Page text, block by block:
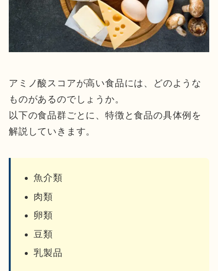
アミノ酸スコアが高い食品には、どのような
ものがあるのでしょうか。
以下の食品群ごとに、特徴と食品の具体例を
解説していきます。
魚介類
肉類
卵類
豆類
乳製品